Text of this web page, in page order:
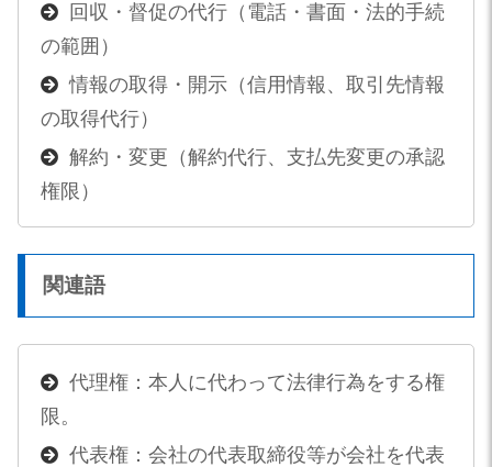
回収・督促の代行（電話・書面・法的手続
の範囲）
情報の取得・開示（信用情報、取引先情報
の取得代行）
解約・変更（解約代行、支払先変更の承認
権限）
関連語
代理権：本人に代わって法律行為をする権
限。
代表権：会社の代表取締役等が会社を代表